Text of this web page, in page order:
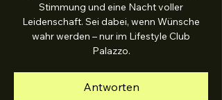
Stimmung und eine Nacht voller
Leidenschaft. Sei dabei, wenn Wünsche
wahr werden – nur im Lifestyle Club
Palazzo.
Antworten